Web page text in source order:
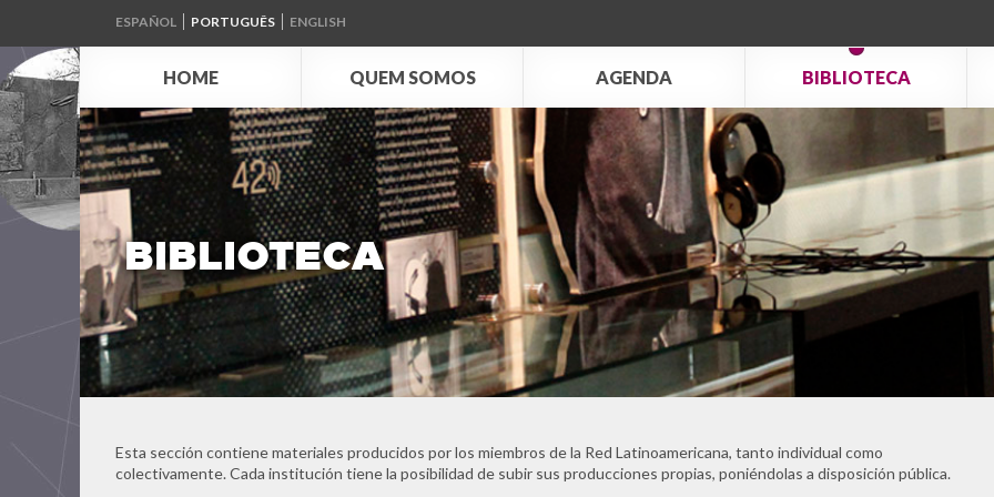
ESPAÑOL ENGLISH
PORTUGUÊS
HOME
QUEM SOMOS AGENDA BIBLIOTECA
BIBLIOTECA
Esta sección contiene materiales producidos por los miembros de la Red Latinoamericana, tanto individual como
colectivamente. Cada institución tiene la posibilidad de subir sus producciones propias, poniéndolas a disposición pública.